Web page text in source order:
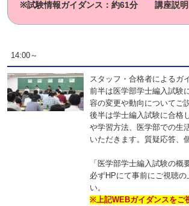
※試験情報ガイダンス：約61分 講座説明
14:00～
スタッフ・合格者によるガ
前半は医学部学士編入試験
容の変更や動向についてご
後半は学士編入試験に合格
や学習方法、医学部での生
いただきます。質疑応答、
「医学部学士編入試験の概
必ずHPにて事前にご視聴の
い。
※上記WEBガイダンスをご